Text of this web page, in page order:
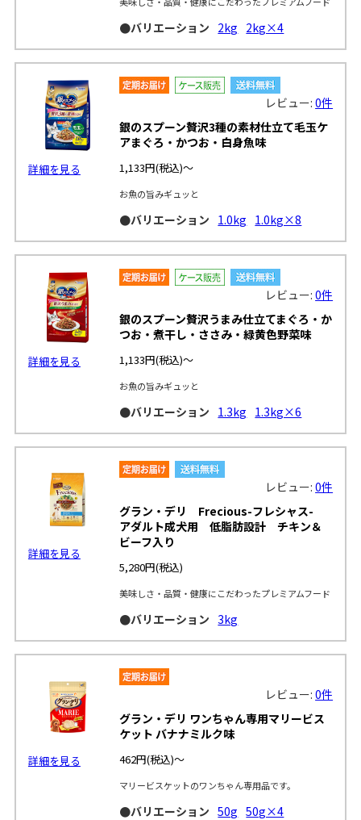
●バリエーション 2kg 2kg×4
詳細を見る
レビュー:0件
銀のスプーン贅沢3種の素材仕立て毛玉ケ
アまぐろ・かつお・白身魚味
1,133円(税込)～
お魚の旨みギュッと
●バリエーション 1.0kg 1.0kg×8
詳細を見る
レビュー:0件
銀のスプーン贅沢うまみ仕立てまぐろ・か
つお・煮干し・ささみ・緑黄色野菜味
1,133円(税込)～
お魚の旨みギュッと
●バリエーション 1.3kg 1.3kg×6
詳細を見る
レビュー:0件
グラン・デリ Frecious-フレシャス-
アダルト成犬用 低脂肪設計 チキン＆
ビーフ入り
5,280円(税込)
美味しさ・品質・健康にこだわったプレミアムフード
●バリエーション 3kg
詳細を見る
レビュー:0件
グラン・デリ ワンちゃん専用マリービス
ケット バナナミルク味
462円(税込)～
マリービスケットのワンちゃん専用品です。
●バリエーション 50g 50g×4